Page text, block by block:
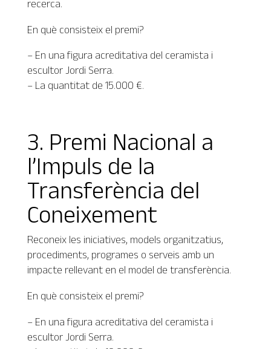
recerca.
En què consisteix el premi?
– En una figura acreditativa del ceramista i
escultor Jordi Serra.
– La quantitat de 15.000 €.
3. Premi Nacional a
l’Impuls de la
Transferència del
Coneixement
Reconeix les iniciatives, models organitzatius,
procediments, programes o serveis amb un
impacte rellevant en el model de transferència.
En què consisteix el premi?
– En una figura acreditativa del ceramista i
escultor Jordi Serra.